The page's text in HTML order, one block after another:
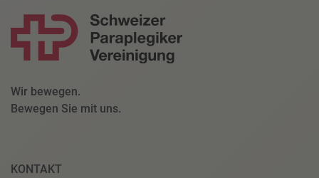
Wir bewegen.
Bewegen Sie mit uns.
KONTAKT